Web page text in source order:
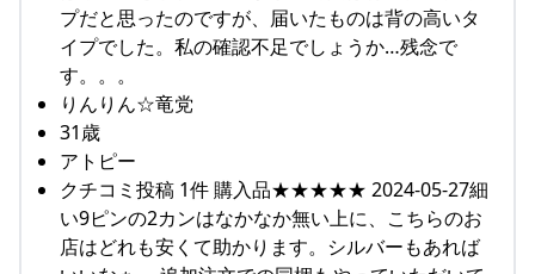
プだと思ったのですが、届いたものは背の高いタ
イプでした。私の確認不足でしょうか…残念で
す。。。
りんりん☆竜党
31歳
アトピー
クチコミ投稿 1件 購入品★★★★★ 2024-05-27細
い9ピンの2カンはなかなか無い上に、こちらのお
店はどれも安くて助かります。シルバーもあれば